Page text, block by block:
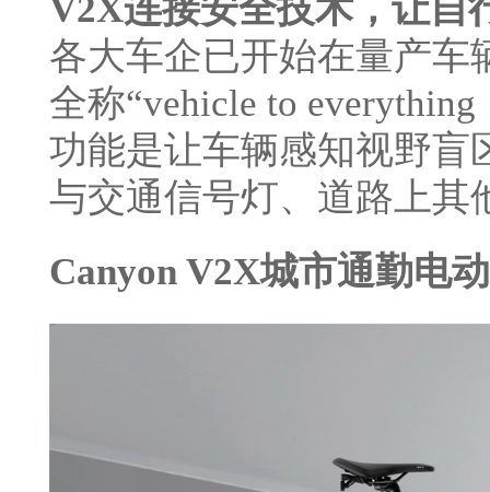
V2X连接安全技术，让自
各大车企已开始在量产
全称“vehicle to
功能是让车辆感知视野盲
与交通信号灯、道路上其
Canyon V2X城市通勤电